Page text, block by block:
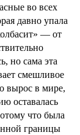
во всех
давно упала
— от
но сама эта
смешливое
вырос в мире,
оставалась
что была
границы